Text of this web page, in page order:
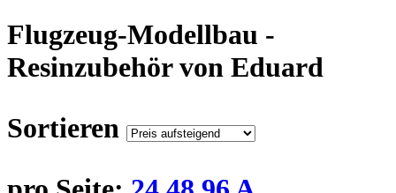
Flugzeug-Modellbau -
Resinzubehör von Eduard
Sortieren